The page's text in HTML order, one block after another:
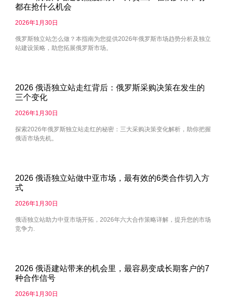
都在抢什么机会
2026年1月30日
俄罗斯独立站怎么做？本指南为您提供2026年俄罗斯市场趋势分析及独立
站建设策略，助您拓展俄罗斯市场。
2026 俄语独立站走红背后：俄罗斯采购决策在发生的
三个变化
2026年1月30日
探索2026年俄罗斯独立站走红的秘密：三大采购决策变化解析，助你把握
俄语市场先机。
2026 俄语独立站做中亚市场，最有效的6类合作切入方
式
2026年1月30日
俄语独立站助力中亚市场开拓，2026年六大合作策略详解，提升您的市场
竞争力.
2026 俄语建站带来的机会里，最容易变成长期客户的7
种合作信号
2026年1月30日